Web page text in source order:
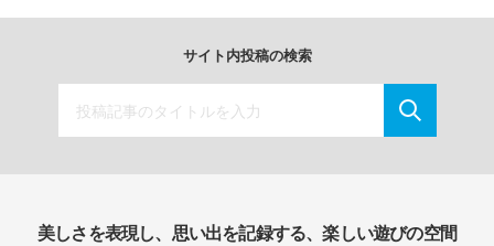
サイト内投稿の検索
美しさを表現し、思い出を記録する、楽しい遊びの空間